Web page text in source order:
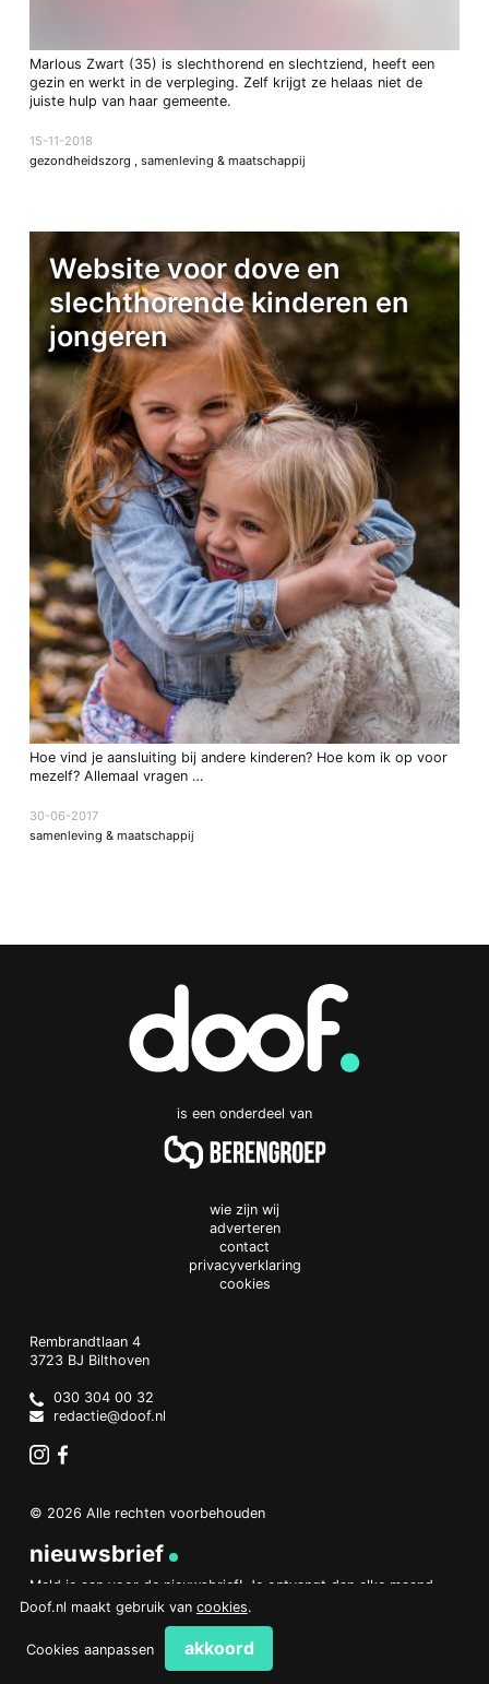
Marlous Zwart (35) is slechthorend en slechtziend, heeft een
gezin en werkt in de verpleging. Zelf krijgt ze helaas niet de
juiste hulp van haar gemeente.
15-11-2018
gezondheidszorg , samenleving & maatschappij
Website voor dove en
slechthorende kinderen en
jongeren
Hoe vind je aansluiting bij andere kinderen? Hoe kom ik op voor
mezelf? Allemaal vragen …
30-06-2017
samenleving & maatschappij
is een onderdeel van
wie zijn wij
adverteren
contact
privacyverklaring
cookies
Doof.nl
work
Rembrandtlaan 4
3723 BJ Bilthoven
Netherlands
030 304 00 32
redactie@doof.nl
© 2026 Alle rechten voorbehouden
nieuwsbrief
Meld je aan voor de nieuwsbrief! Je ontvangt dan elke maand
een overzicht van het belangrijkste nieuws.
aanmelden
Doof.nl maakt gebruik van cookies.
Cookies aanpassen akkoord